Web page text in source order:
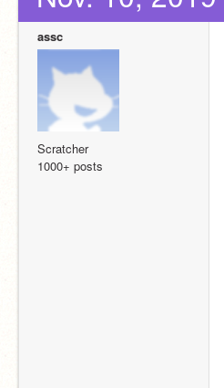
assc
Scratcher
1000+ posts